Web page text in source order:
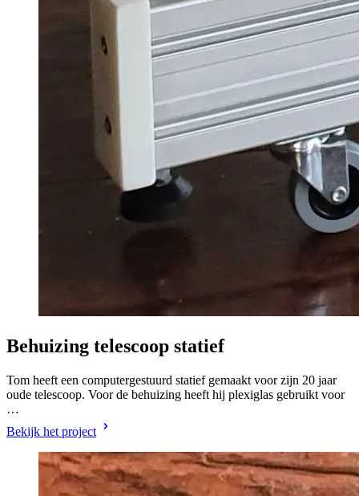
Behuizing telescoop statief
Tom heeft een computergestuurd statief gemaakt voor zijn 20 jaar
oude telescoop. Voor de behuizing heeft hij plexiglas gebruikt voor
…
Bekijk het project